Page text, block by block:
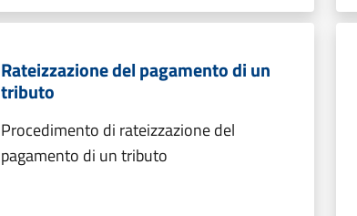
Rateizzazione del pagamento di un
tributo
Procedimento di rateizzazione del
pagamento di un tributo